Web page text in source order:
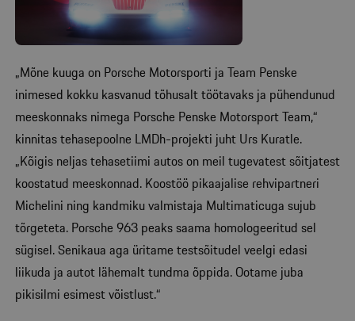
„Mõne kuuga on Porsche Motorsporti ja Team Penske
inimesed kokku kasvanud tõhusalt töötavaks ja pühendunud
meeskonnaks nimega Porsche Penske Motorsport Team,“
kinnitas tehasepoolne LMDh-projekti juht Urs Kuratle.
„Kõigis neljas tehasetiimi autos on meil tugevatest sõitjatest
koostatud meeskonnad. Koostöö pikaajalise rehvipartneri
Michelini ning kandmiku valmistaja Multimaticuga sujub
tõrgeteta. Porsche 963 peaks saama homologeeritud sel
sügisel. Senikaua aga üritame testsõitudel veelgi edasi
liikuda ja autot lähemalt tundma õppida. Ootame juba
pikisilmi esimest võistlust.“